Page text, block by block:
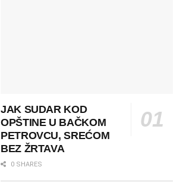
JAK SUDAR KOD
OPŠTINE U BAČKOM
PETROVCU, SREĆOM
BEZ ŽRTAVA
0 SHARES